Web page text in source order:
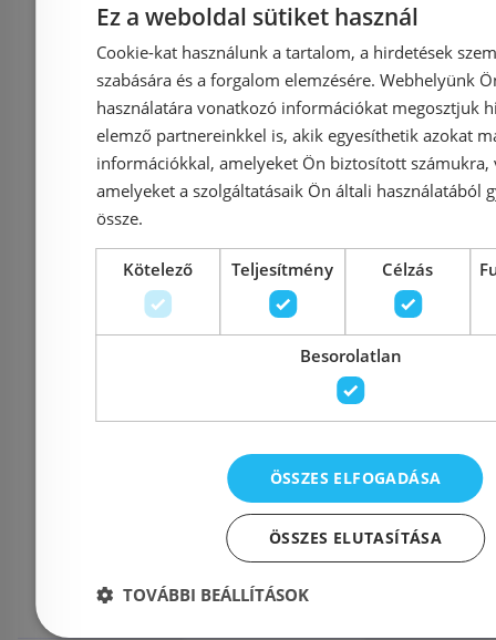
Sapho ULTRAMIX falba
süllyesztett
mosdócsaptelep, matt
fekete/króm UT118BC
Azonosító: 216012
Cikkszám: UT118BC
138 500 Ft 131 575 Ft
Sapho
fekete/
149 000 Ft
Mások
megnézték
Ez a weboldal sütiket használ
Cookie-kat használunk a tartalom, a hirdetések
szabására és a forgalom elemzésére. Webhelyünk
használatára vonatkozó információkat megosztjuk
elemző partnereinkkel is, akik egyesíthetik azokat
információkkal, amelyeket Ön biztosított számukra,
amelyeket a szolgáltatásaik Ön általi használatából
össze.
Kötelező Teljesítmény Célzás
Besorolatlan
ÖSSZES ELFOGADÁSA
ÖSSZES ELUTASÍTÁSA
TOVÁBBI BEÁLLÍTÁSOK